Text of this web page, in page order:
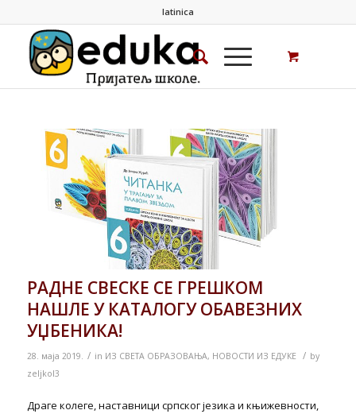
latinica
РАДНЕ СВЕСКЕ СЕ ГРЕШКОМ
НАШЛЕ У КАТАЛОГУ ОБАВЕЗНИХ
УЏБЕНИКА!
28. маја 2019. / in ИЗ СВЕТА ОБРАЗОВАЊА, НОВОСТИ ИЗ ЕДУКЕ / by
zeljkol3
Драге колеге, наставници српског језика и књижевности,